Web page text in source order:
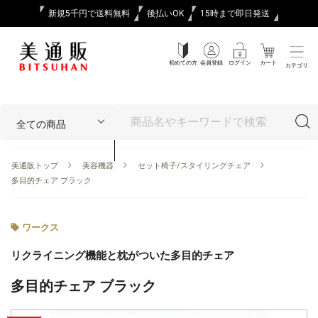
新規5千円で送料無料 後払いOK 15時まで即日発送
初めての方 会員登録 ログイン カート カテゴリ
美通販トップ 美容機器
セット椅子/スタイリングチェア
多目的チェア ブラック
ワークス
リクライニング機能と枕がついた多目的チェア
多目的チェア ブラック